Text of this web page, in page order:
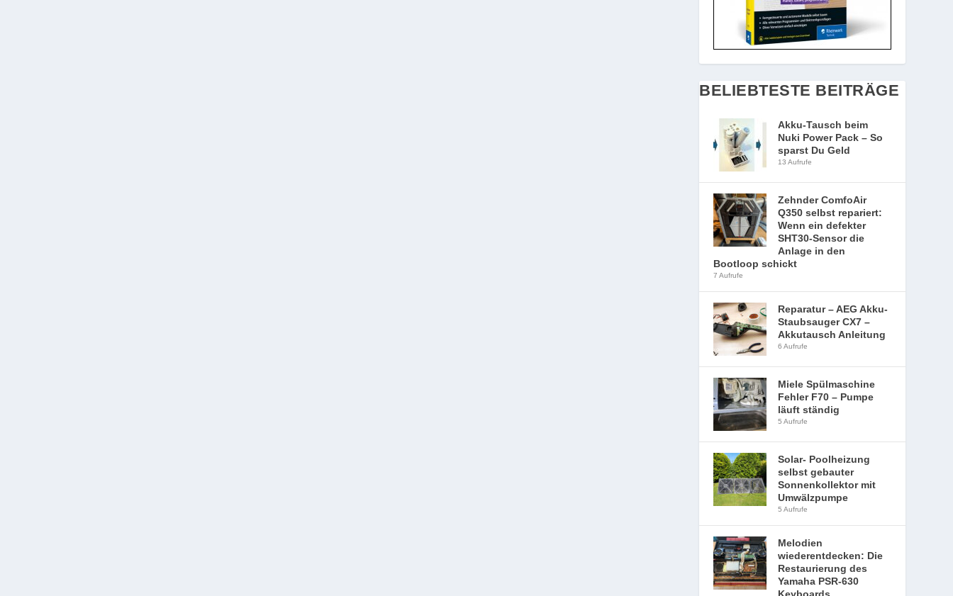
BELIEBTESTE BEITRÄGE
Akku-Tausch beim
Nuki Power Pack – So
sparst Du Geld
13 Aufrufe
Zehnder ComfoAir
Q350 selbst repariert:
Wenn ein defekter
SHT30-Sensor die
Anlage in den
Bootloop schickt
7 Aufrufe
Reparatur – AEG Akku-
Staubsauger CX7 –
Akkutausch Anleitung
6 Aufrufe
Miele Spülmaschine
Fehler F70 – Pumpe
läuft ständig
5 Aufrufe
Solar- Poolheizung
selbst gebauter
Sonnenkollektor mit
Umwälzpumpe
5 Aufrufe
Melodien
wiederentdecken: Die
Restaurierung des
Yamaha PSR-630